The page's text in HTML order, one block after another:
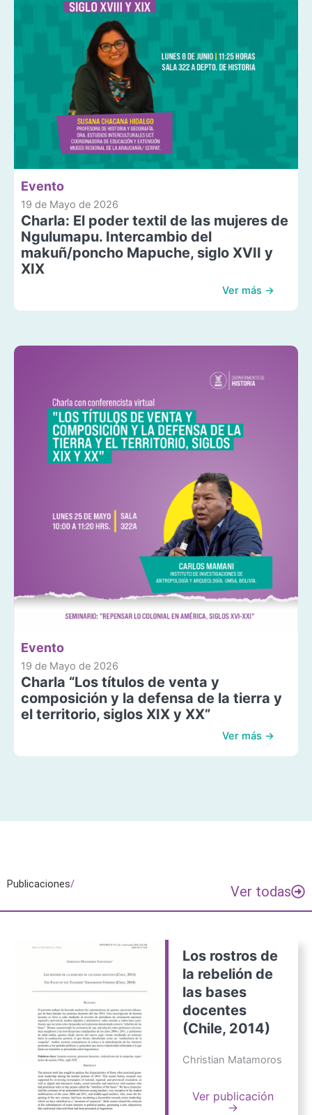
Evento
19 de Mayo de 2026
Charla: El poder textil de las mujeres de
Ngulumapu. Intercambio del
makuñ/poncho Mapuche, siglo XVII y
XIX
Ver más →
Evento
19 de Mayo de 2026
Charla “Los títulos de venta y
composición y la defensa de la tierra y
el territorio, siglos XIX y XX”
Ver más →
Publicaciones/ Ver todas
Los rostros de
la rebelión de
las bases
docentes
(Chile, 2014)
Christian Matamoros
Ver publicación
→